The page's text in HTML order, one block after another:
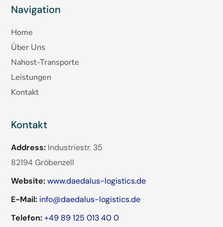
Navigation
Home
Über Uns
Nahost-Transporte
Leistungen
Kontakt
Kontakt
Address: Industriestr. 35
82194 Gröbenzell
Website: www.daedalus-logistics.de
E-Mail: info@daedalus-logistics.de
Telefon: +49 89 125 013 40 0